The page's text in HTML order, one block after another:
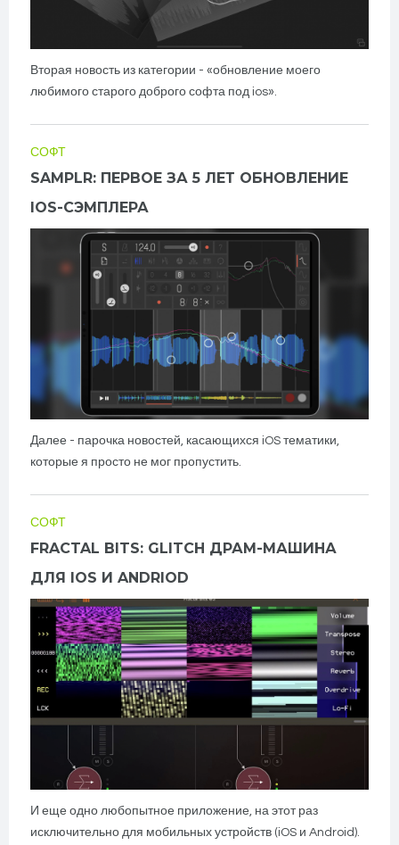
Вторая новость из категории - «обновление моего
любимого старого доброго софта под ios».
СОФТ
SAMPLR: ПЕРВОЕ ЗА 5 ЛЕТ ОБНОВЛЕНИЕ
IOS-СЭМПЛЕРА
Далее - парочка новостей, касающихся iOS тематики,
которые я просто не мог пропустить.
СОФТ
FRACTAL BITS: GLITCH ДРАМ-МАШИНА
ДЛЯ IOS И ANDRIOD
И еще одно любопытное приложение, на этот раз
исключительно для мобильных устройств (iOS и Android).